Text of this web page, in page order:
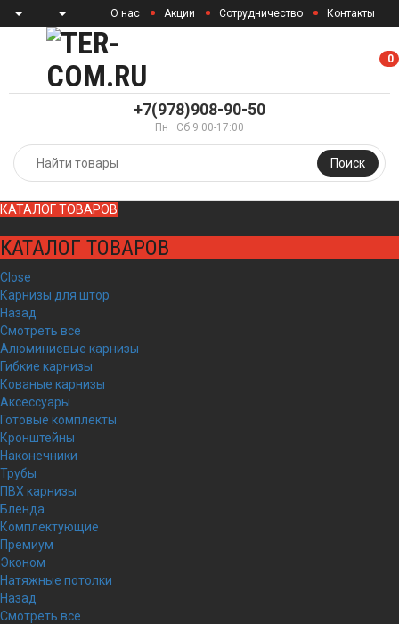
О нас Акции Сотрудничество Контакты
+7(978)908-90-50
Пн—Сб 9:00-17:00
Поиск
00
КАТАЛОГ ТОВАРОВ
КАТАЛОГ ТОВАРОВ
Close
Карнизы для штор
Назад
Смотреть все
Алюминиевые карнизы
Гибкие карнизы
Кованые карнизы
Аксессуары
Готовые комплекты
Кронштейны
Наконечники
Трубы
ПВХ карнизы
Бленда
Комплектующие
Премиум
Эконом
Натяжные потолки
Назад
Смотреть все